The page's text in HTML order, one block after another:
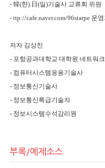
- 韓(한). 日 (일)기술사 교류회 위원
- ttp://cafe.naver.com/96starpe 운
저자 김상진
- 포항공과대학교 대학원 네트워
- 컴퓨터시스템응용기술사
- 정보통신기술사
- 정보통신특급기술자
- 정보시스템수석감리원
부록/예제소스